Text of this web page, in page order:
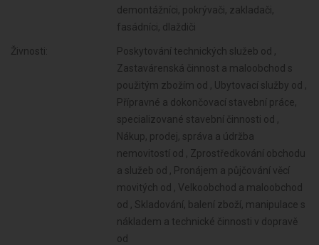
demontážníci, pokrývači, zakladači,
fasádníci, dlaždiči
Živnosti:
Poskytování technických služeb od ,
Zastavárenská činnost a maloobchod s
použitým zbožím od , Ubytovací služby od ,
Přípravné a dokončovací stavební práce,
specializované stavební činnosti od ,
Nákup, prodej, správa a údržba
nemovitostí od , Zprostředkování obchodu
a služeb od , Pronájem a půjčování věcí
movitých od , Velkoobchod a maloobchod
od , Skladování, balení zboží, manipulace s
nákladem a technické činnosti v dopravě
od